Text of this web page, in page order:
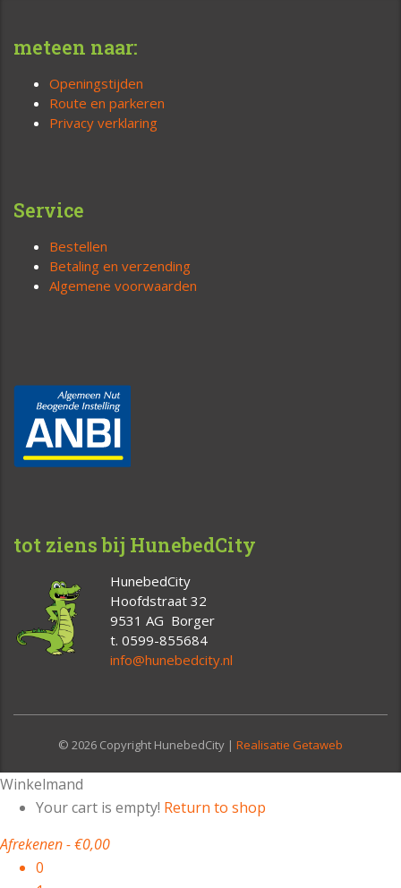
meteen naar:
Openingstijden
Route en parkeren
Privacy verklaring
Service
Bestellen
Betaling en verzending
Algemene voorwaarden
tot ziens bij HunebedCity
HunebedCity
Hoofdstraat 32
9531 AG Borger
t. 0599-855684
info@hunebedcity.nl
© 2026 Copyright HunebedCity | Realisatie Getaweb
Winkelmand
Your cart is empty! Return to shop
Afrekenen-€0,00
0